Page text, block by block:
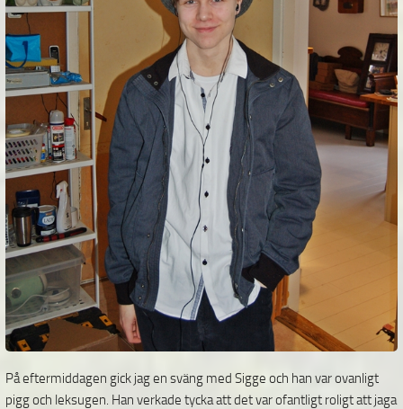
På eftermiddagen gick jag en sväng med Sigge och han var ovanligt
pigg och leksugen. Han verkade tycka att det var ofantligt roligt att jaga